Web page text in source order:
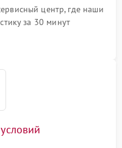
центр, где наши
за 30 минут